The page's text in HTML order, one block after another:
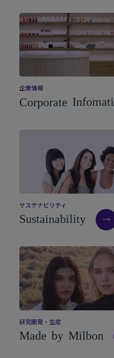
企業情報
Corporate Infomati
サステナビリティ
Sustainability
研究開発・ 生産
Made by Milbon